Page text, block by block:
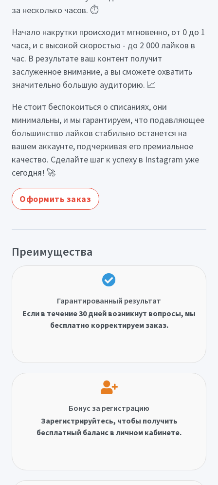
за несколько часов. ⏱
Начало накрутки происходит мгновенно, от 0 до 1
часа, и с высокой скоростью - до 2 000 лайков в
час. В результате ваш контент получит
заслуженное внимание, а вы сможете охватить
значительно большую аудиторию. 📈
Не стоит беспокоиться о списаниях, они
минимальны, и мы гарантируем, что подавляющее
большинство лайков стабильно останется на
вашем аккаунте, подчеркивая его премиальное
качество. Сделайте шаг к успеху в Instagram уже
сегодня! 🚀
Оформить заказ
Преимущества
Гарантированный результат
Если в течение 30 дней возникнут вопросы, мы
бесплатно корректируем заказ.
Бонус за регистрацию
Зарегистрируйтесь, чтобы получить
бесплатный баланс в личном кабинете.